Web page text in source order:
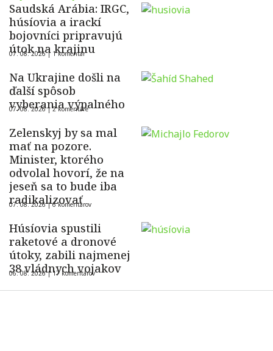
Saudská Arábia: IRGC,
húsíovia a irackí
bojovníci pripravujú
útok na krajinu
07. 08. 2026 | 1 komentár
Na Ukrajine došli na
ďalší spôsob
vyberania výpalného
07. 08. 2026 |2 komentáre
Zelenskyj by sa mal
mať na pozore.
Minister, ktorého
odvolal hovorí, že na
jeseň sa to bude iba
radikalizovať
07. 08. 2026 |6 komentárov
Húsíovia spustili
raketové a dronové
útoky, zabili najmenej
38 vládnych vojakov
06. 08. 2026 |17 komentárov